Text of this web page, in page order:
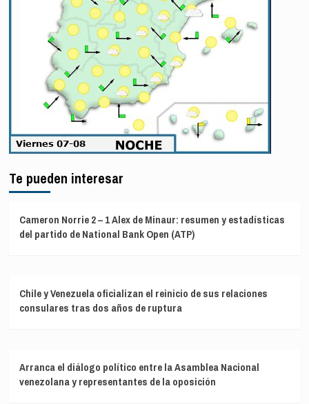
Te pueden interesar
Cameron Norrie 2 – 1 Alex de Minaur: resumen y estadísticas
del partido de National Bank Open (ATP)
Chile y Venezuela oficializan el reinicio de sus relaciones
consulares tras dos años de ruptura
Arranca el diálogo político entre la Asamblea Nacional
venezolana y representantes de la oposición